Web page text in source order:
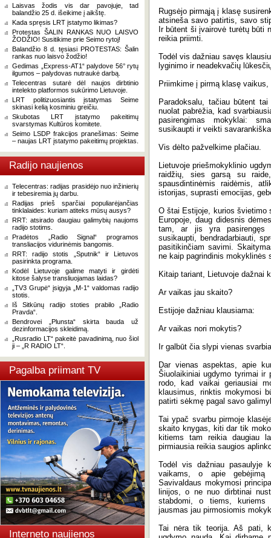
Laisvas žodis vis dar pavojuje, tad
balandžio 25 d. išeikime į aikštę.
Kada spręsis LRT įstatymo likimas?
Protestas ŠALIN RANKAS NUO LAISVO
ŽODŽIO! Susitikime prie Seimo rytoj!
Balandžio 8 d. tęsiasi PROTESTAS: Šalin
rankas nuo laisvo žodžio!
Gedimas „Express-AT1“ palydove 56° rytų
ilgumos – palydovas nutraukė darbą.
Telecentras sutarė dėl naujos dirbtinio
intelekto platformos sukūrimo Lietuvoje.
LRT politizuosiantis įstatymas Seime
skinasi kelią kosminiu greičiu.
Skubotas LRT įstatymo pakeitimų
svarstymas Kultūros komitete.
Seimo LSDP frakcijos pranešimas: Seime
– naujas LRT įstatymo pakeitimų projektas.
Radijo naujienos
Telecentras: radijas prasidėjo nuo inžinierių
ir tebesiremia jų darbu.
Radijas prieš sparčiai populiarėjančias
tinklalaides: kuriam atiteks mūsų ausys?
RRT: atsirado daugiau galimybių naujoms
radijo stotims.
Pradėtos „Radio Signal“ programos
transliacijos vidurinėmis bangomis.
RRT: radijo stotis „Sputnik“ ir Lietuvos
pasirinkta programa.
Kodėl Lietuvoje galime matyti ir girdėti
kitose šalyse transliuojamas laidas?
„TV3 Grupė“ įsigyja „M-1“ valdomas radijo
stotis.
Iš Sitkūnų radijo stoties prabilo „Radio
Pravda“.
Bendrovei „Plunsta“ skirta bauda už
dezinformacijos skleidimą.
„Rusradio LT“ pakeitė pavadinimą, nuo šiol
ji – „R RADIO LT“.
Pagalba priimant TV
Interneto naujienos
Rugsėjo pirmąją į klasę
atsineša savo patirtis, savo
Ir būtent ši įvairovė turėtų būti
reikia priimti.
Todėl vis dažniau savęs
lyginimo ir neadekvačių
Priimkime į pirmą klasę
Paradoksalu, tačiau būtent
nuolat pabrėžia, kad
pasirengimas mokyklai:
susikaupti ir veikti
Vis dėlto pažvelkime plačiau.
Lietuvoje priešmokyklinio
raidžių, sies garsą su
spausdintinėmis raidėmis,
istorijas, suprasti emocijas,
O štai Estijoje, kurios švietimo
Europoje, daug didesnis
tam, ar jis yra pasirengęs
susikaupti, bendradarbiauti,
pasitikinčiam savimi.
ne kaip pagrindinis mokyklinės
Kitaip tariant, Lietuvoje dažnai
Ar vaikas jau skaito?
Estijoje dažniau klausiama:
Ar vaikas nori mokytis?
Ir galbūt čia slypi vienas
Dar vienas aspektas, apie
Šiuolaikiniai ugdymo tyrimai ir
rodo, kad vaikai geriausiai
klausimus, rinktis mokymosi
patirti sėkmę pagal savo
Tai ypač svarbu pirmoje
skaito knygas, kiti dar tik
kitiems tam reikia daugiau
pirmiausia reikia saugios
Todėl vis dažniau pasaulyje
vaikams, o apie gebėjimą
Savivaldaus mokymosi
linijos, o ne nuo dirbtinai
stabdomi, o tiems, kuriems
jausmas jau pirmosiomis
Tai nėra tik teorija. Aš pati,